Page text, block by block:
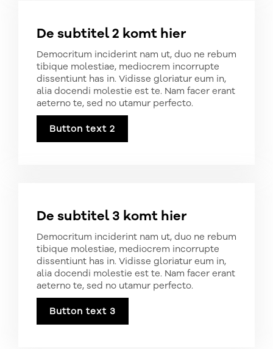
De subtitel 2 komt hier
Democritum inciderint nam ut, duo ne rebum
tibique molestiae, mediocrem incorrupte
dissentiunt has in. Vidisse gloriatur eum in,
alia docendi molestie est te. Nam facer erant
aeterno te, sed no utamur perfecto.
Button text 2
De subtitel 3 komt hier
Democritum inciderint nam ut, duo ne rebum
tibique molestiae, mediocrem incorrupte
dissentiunt has in. Vidisse gloriatur eum in,
alia docendi molestie est te. Nam facer erant
aeterno te, sed no utamur perfecto.
Button text 3